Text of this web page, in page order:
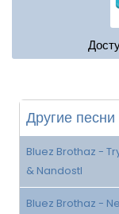
Другие песни
Bluez Brothaz -
& Nandostl
Bluez Brothaz -